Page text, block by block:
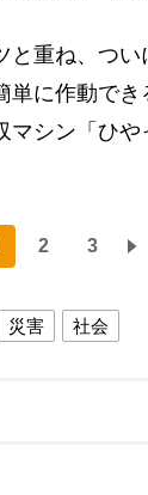
重ね、つい
単に作動でき
マシン「ひや
2 3
災害 社会